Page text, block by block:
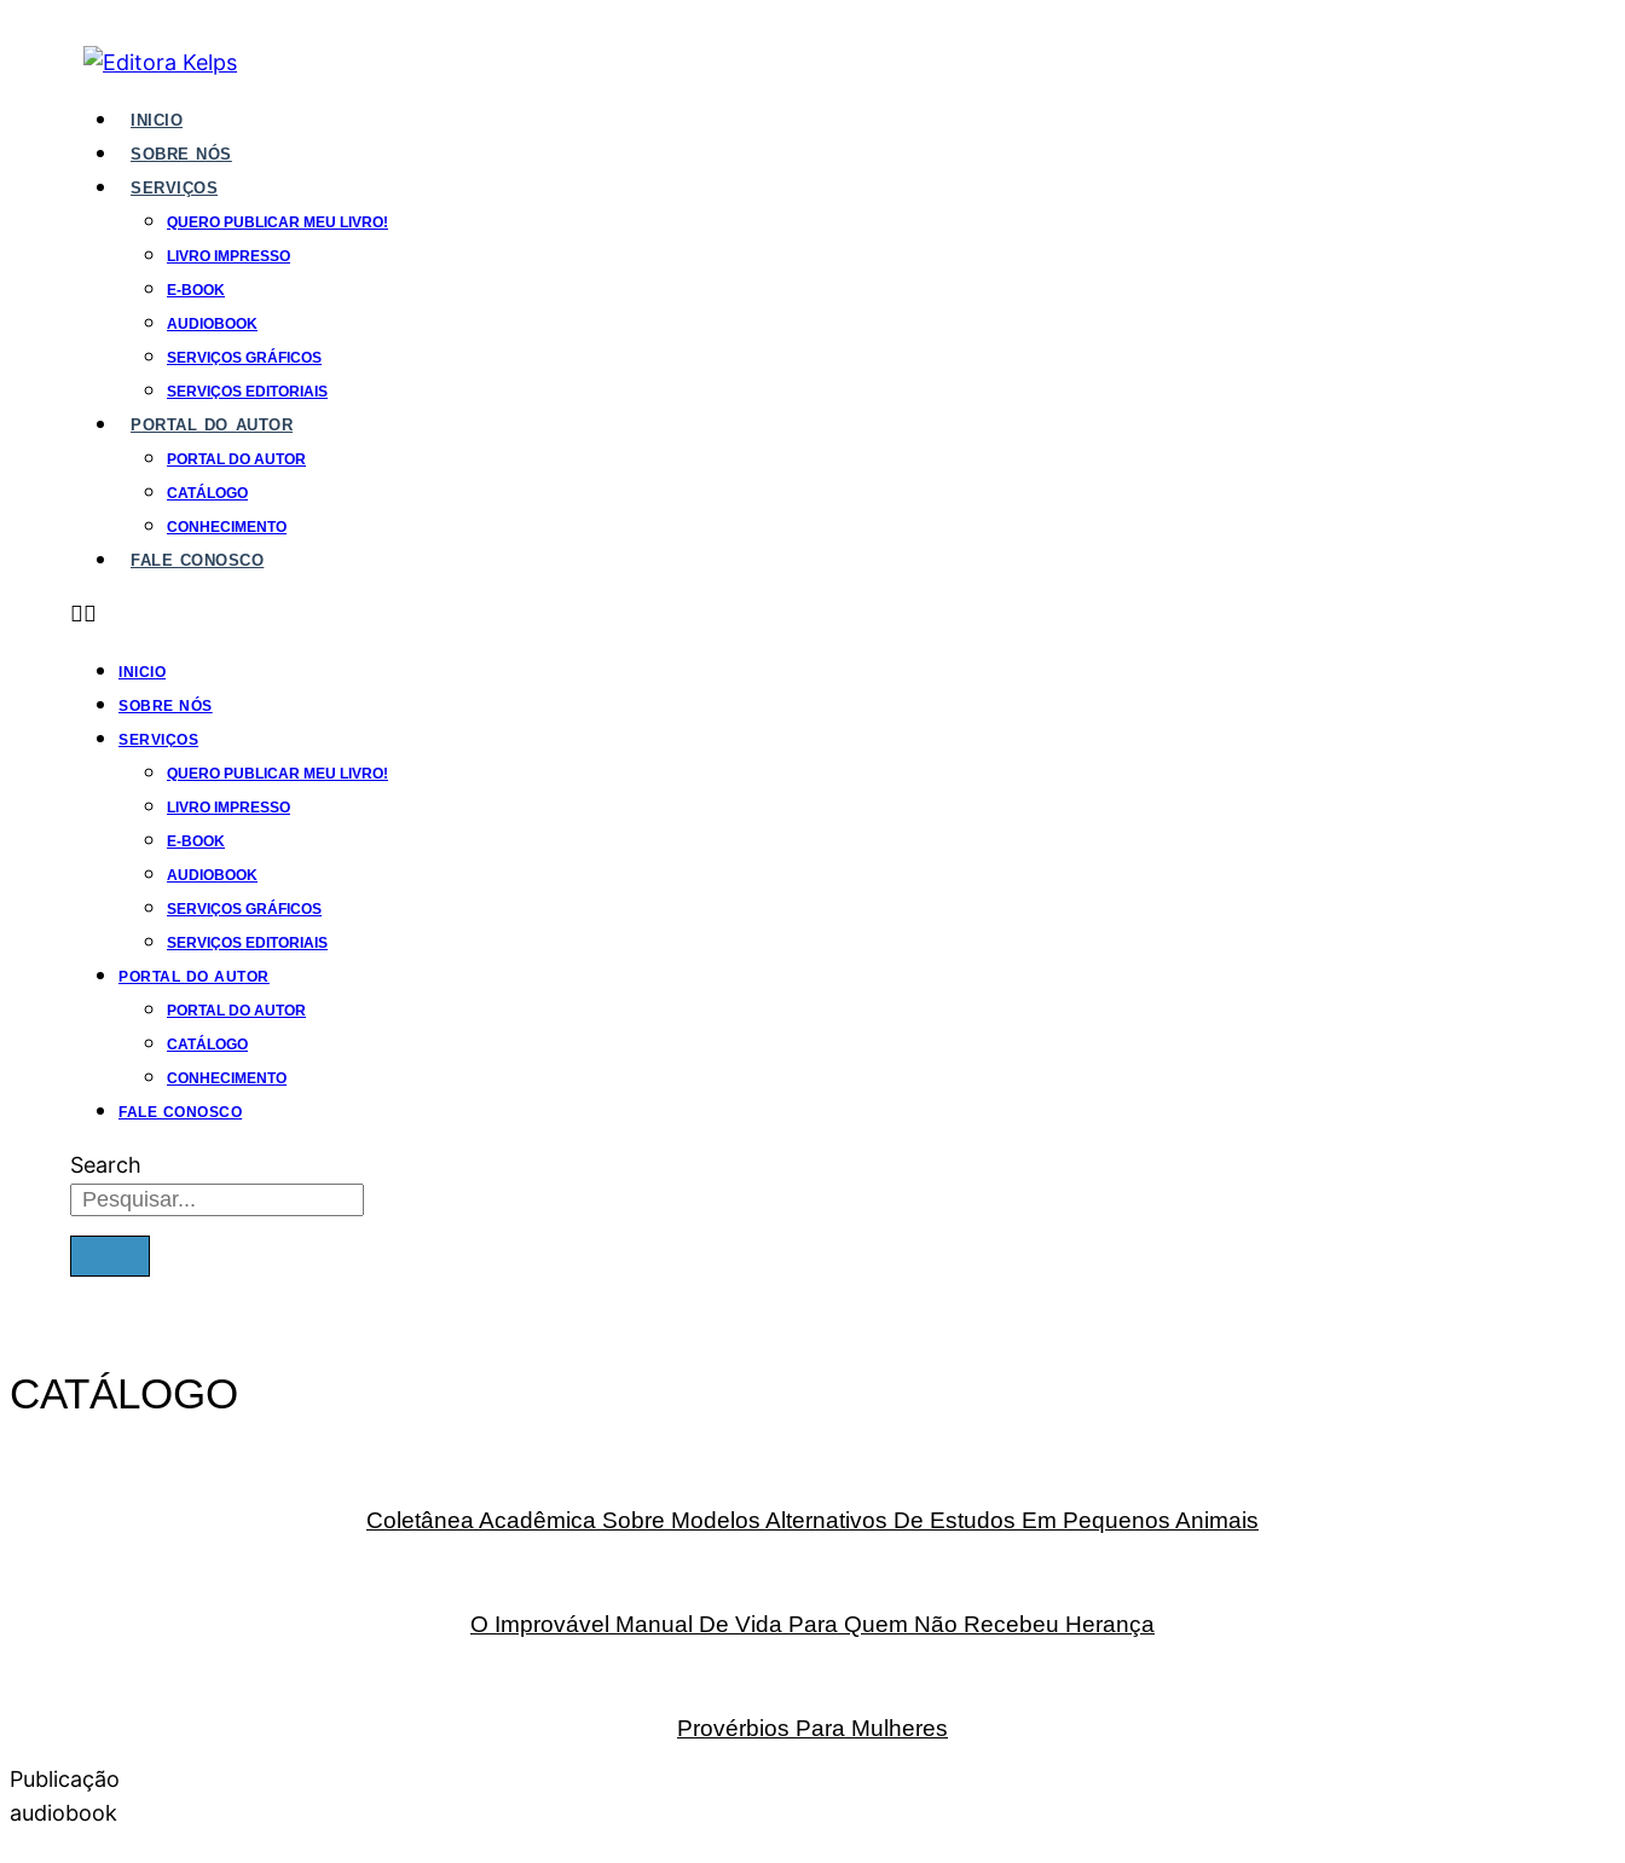
INICIO
SOBRE NÓS
SERVIÇOS
QUERO PUBLICAR MEU LIVRO!
LIVRO IMPRESSO
E-BOOK
AUDIOBOOK
SERVIÇOS GRÁFICOS
SERVIÇOS EDITORIAIS
PORTAL DO AUTOR
PORTAL DO AUTOR
CATÁLOGO
CONHECIMENTO
FALE CONOSCO
INICIO
SOBRE NÓS
SERVIÇOS
QUERO PUBLICAR MEU LIVRO!
LIVRO IMPRESSO
E-BOOK
AUDIOBOOK
SERVIÇOS GRÁFICOS
SERVIÇOS EDITORIAIS
PORTAL DO AUTOR
PORTAL DO AUTOR
CATÁLOGO
CONHECIMENTO
FALE CONOSCO
Search
CATÁLOGO
Coletânea Acadêmica Sobre Modelos Alternativos De Estudos Em Pequenos Animais
O Improvável Manual De Vida Para Quem Não Recebeu Herança
Provérbios Para Mulheres
Publicação
audiobook